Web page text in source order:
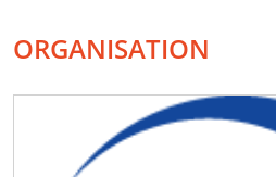
ORGANISATION